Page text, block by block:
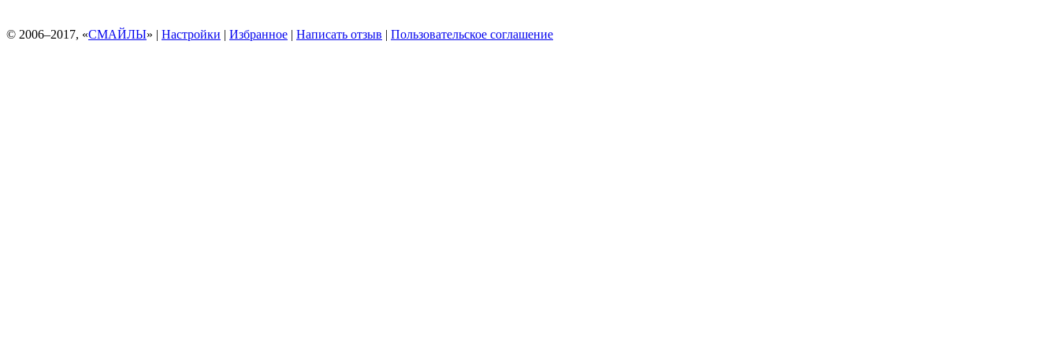
© 2006–2017, «СМАЙЛЫ» | Настройки | Избранное | Написать отзыв | Пользовательское соглашение